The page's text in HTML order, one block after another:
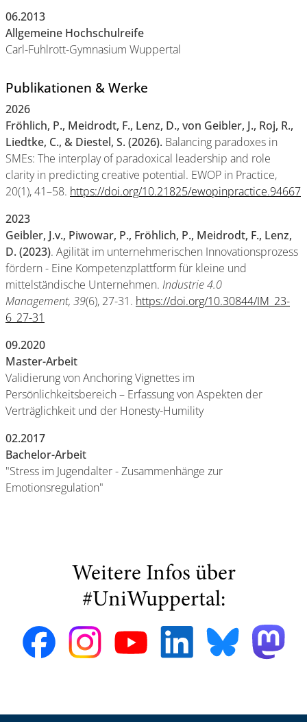
06.2013
Allgemeine Hochschulreife
Carl-Fuhlrott-Gymnasium Wuppertal
Publikationen & Werke
2026
Fröhlich, P., Meidrodt, F., Lenz, D., von Geibler, J., Roj, R.,
Liedtke, C., & Diestel, S. (2026). Balancing paradoxes in
SMEs: The interplay of paradoxical leadership and role
clarity in predicting creative potential. EWOP in Practice,
20(1), 41–58. https://doi.org/10.21825/ewopinpractice.94667
2023
Geibler, J.v., Piwowar, P., Fröhlich, P., Meidrodt, F., Lenz,
D. (2023). Agilität im unternehmerischen Innovationsprozess
fördern - Eine Kompetenzplattform für kleine und
mittelständische Unternehmen. Industrie 4.0
Management, 39(6), 27-31. https://doi.org/10.30844/IM_23-
6_27-31
09.2020
Master-Arbeit
Validierung von Anchoring Vignettes im
Persönlichkeitsbereich – Erfassung von Aspekten der
Verträglichkeit und der Honesty-Humility
02.2017
Bachelor-Arbeit
"Stress im Jugendalter - Zusammenhänge zur
Emotionsregulation"
Weitere Infos über
#UniWuppertal: